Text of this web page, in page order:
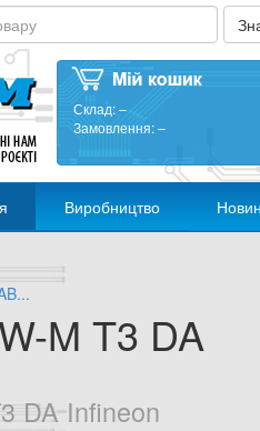
Склад:–
Замовлення:–
Виробництво
M T3 DA
DA Infineon